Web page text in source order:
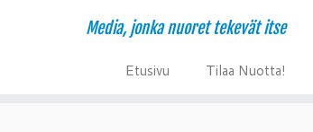
Media, jonka nuoret tekevät itse
Etusivu Tilaa Nuotta!